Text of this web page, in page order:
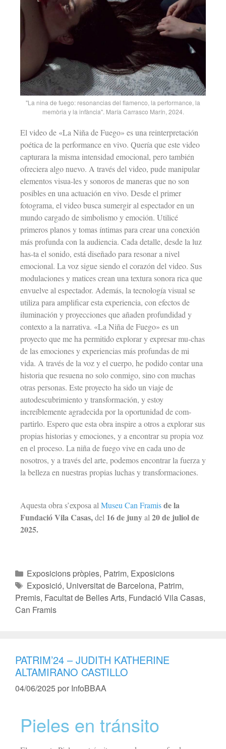
"La nina de fuego: resonancias del flamenco, la performance, la
memòria y la infància". María Carrasco Marín, 2024.
El video de «La Niña de Fuego» es una reinterpretación
poética de la performance en vivo. Quería que este video
capturara la misma intensidad emocional, pero también
ofreciera algo nuevo. A través del video, pude manipular
elementos visua-les y sonoros de maneras que no son
posibles en una actuación en vivo. Desde el primer
fotograma, el video busca sumergir al espectador en un
mundo cargado de simbolismo y emoción. Utilicé
primeros planos y tomas íntimas para crear una conexión
más profunda con la audiencia. Cada detalle, desde la luz
has-ta el sonido, está diseñado para resonar a nivel
emocional. La voz sigue siendo el corazón del video. Sus
modulaciones y matices crean una textura sonora rica que
envuelve al espectador. Además, la tecnología visual se
utiliza para amplificar esta experiencia, con efectos de
iluminación y proyecciones que añaden profundidad y
contexto a la narrativa. «La Niña de Fuego» es un
proyecto que me ha permitido explorar y expresar mu-chas
de las emociones y experiencias más profundas de mi
vida. A través de la voz y el cuerpo, he podido contar una
historia que resuena no solo conmigo, sino con muchas
otras personas. Este proyecto ha sido un viaje de
autodescubrimiento y transformación, y estoy
increíblemente agradecida por la oportunidad de com-
partirlo. Espero que esta obra inspire a otros a explorar sus
propias historias y emociones, y a encontrar su propia voz
en el proceso. La niña de fuego vive en cada uno de
nosotros, y a través del arte, podemos encontrar la fuerza y
la belleza en nuestras propias luchas y transformaciones.
Aquesta obra s’exposa al Museu Can Framisde la
Fundació Vila Casas,del 16 de junyal 20 de juliol de
2025.
Exposicions pròpies, Patrim, Exposicions
Exposició, Universitat de Barcelona, Patrim,
Premis, Facultat de Belles Arts, Fundació Vila Casas,
Can Framis
PATRIM’24 – JUDITH KATHERINE
ALTAMIRANO CASTILLO
04/06/2025 por InfoBBAA
Pieles en tránsito